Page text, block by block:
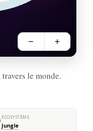
travers le monde.
ÉCOSYSTÈME
Jungle